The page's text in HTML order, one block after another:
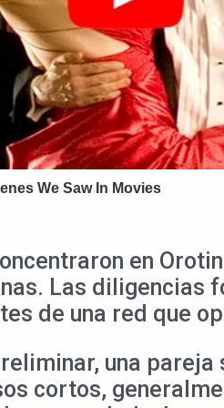
en
Las
de una red que
una
cortos,